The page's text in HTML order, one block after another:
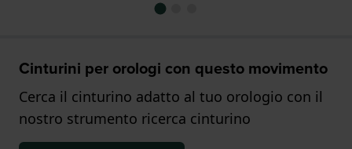
Cinturini per orologi con questo movimento
Cerca il cinturino adatto al tuo orologio con il
nostro strumento ricerca cinturino